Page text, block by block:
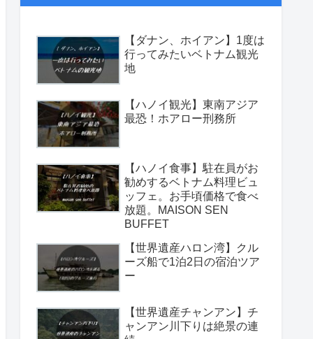
【ダナン、ホイアン】1度は
行ってみたいベトナム観光
地
【ハノイ観光】東南アジア
最恐！ホアロー刑務所
【ハノイ食事】駐在員がお
勧めするベトナム料理ビュ
ッフェ。お手頃価格で食べ
放題。MAISON SEN
BUFFET
【世界遺産ハロン湾】クル
ーズ船で1泊2日の宿泊ツア
ー
【世界遺産チャンアン】チ
ャンアン川下りは絶景の連